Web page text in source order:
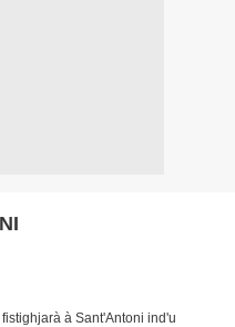
à Sant'Antoni ind'u